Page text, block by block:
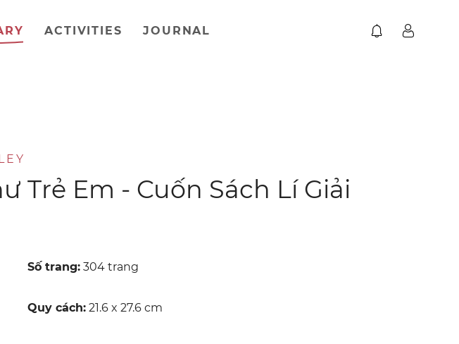
ACTIVITIES JOURNAL
Trẻ Em - Cuốn Sách Lí Giải
Số trang: 304 trang
Quy cách: 21.6 x 27.6 cm